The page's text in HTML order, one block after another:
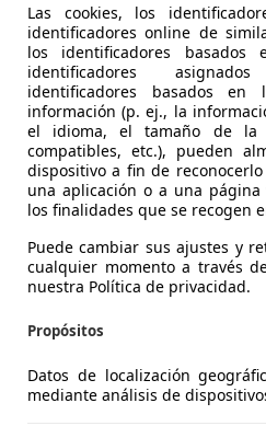
€
01/
Las cookies, los
identificadores online de
los identificadores
identificadores
identificadores basados
información (p. ej., la
el idioma, el tamaño de la
compatibles, etc.), pueden
dispositivo a fin de
una aplicación o a una
los finalidades que se recogen
Puede cambiar sus ajustes y
cualquier momento a través
nuestra Política de privacidad.
Propósitos
Datos de localización
mediante análisis de